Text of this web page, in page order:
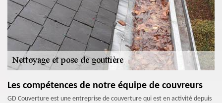
Les compétences de notre équipe de couvreurs
GD Couverture est une entreprise de couverture qui est en activité depuis